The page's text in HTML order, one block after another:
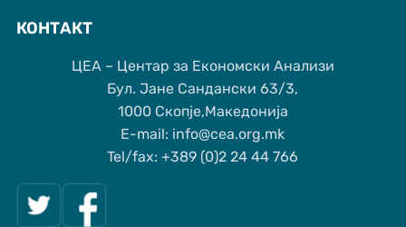
КОНТАКТ
ЦЕА – Центар за Економски Анализи
Бул. Јане Сандански 63/3,
1000 Скопје,Македонија
Е-mail: info@cea.org.mk
Tel/fax: +389 (0)2 24 44 766